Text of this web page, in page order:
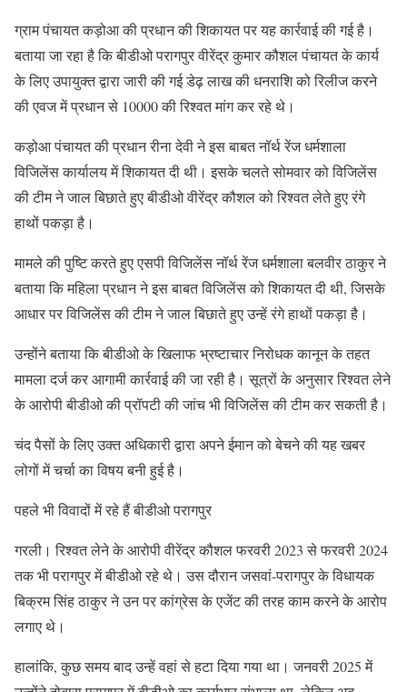
ग्राम पंचायत कड़ोआ की प्रधान की शिकायत पर यह कार्रवाई की गई है।
बताया जा रहा है कि बीडीओ परागपुर वीरेंद्र कुमार कौशल पंचायत के कार्य
के लिए उपायुक्त द्वारा जारी की गई डेढ़ लाख की धनराशि को रिलीज करने
की एवज में प्रधान से 10000 की रिश्वत मांग कर रहे थे।
कड़ोआ पंचायत की प्रधान रीना देवी ने इस बाबत नॉर्थ रेंज धर्मशाला
विजिलेंस कार्यालय में शिकायत दी थी। इसके चलते सोमवार को विजिलेंस
की टीम ने जाल बिछाते हुए बीडीओ वीरेंद्र कौशल को रिश्वत लेते हुए रंगे
हाथों पकड़ा है।
मामले की पुष्टि करते हुए एसपी विजिलेंस नॉर्थ रेंज धर्मशाला बलवीर ठाकुर ने
बताया कि महिला प्रधान ने इस बाबत विजिलेंस को शिकायत दी थी, जिसके
आधार पर विजिलेंस की टीम ने जाल बिछाते हुए उन्हें रंगे हाथों पकड़ा है।
उन्होंने बताया कि बीडीओ के खिलाफ भ्रष्टाचार निरोधक कानून के तहत
मामला दर्ज कर आगामी कार्रवाई की जा रही है। सूत्रों के अनुसार रिश्वत लेने
के आरोपी बीडीओ की प्रॉपटी की जांच भी विजिलेंस की टीम कर सकती है।
चंद पैसों के लिए उक्त अधिकारी द्वारा अपने ईमान को बेचने की यह खबर
लोगों में चर्चा का विषय बनी हुई है।
पहले भी विवादों में रहे हैं बीडीओ परागपुर
गरली। रिश्वत लेने के आरोपी वीरेंद्र कौशल फरवरी 2023 से फरवरी 2024
तक भी परागपुर में बीडीओ रहे थे। उस दौरान जसवां-परागपुर के विधायक
बिक्रम सिंह ठाकुर ने उन पर कांग्रेस के एजेंट की तरह काम करने के आरोप
लगाए थे।
हालांकि, कुछ समय बाद उन्हें वहां से हटा दिया गया था। जनवरी 2025 में